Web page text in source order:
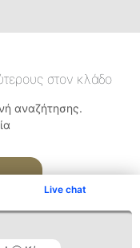
Live chat
στον κλάδο
αναζήτησης.